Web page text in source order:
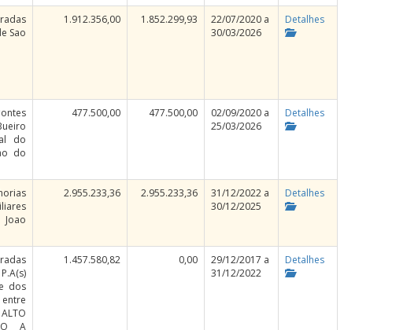
Sao
1.912.356,00 1.852.299,93
22/07/2020 a
30/03/2026
Detalhes
do
do
477.500,00 477.500,00
02/09/2020 a
25/03/2026
Detalhes
2.955.233,36 2.955.233,36
31/12/2022 a
30/12/2025
Detalhes
dos
A
1.457.580,82 0,00
29/12/2017 a
31/12/2022
Detalhes